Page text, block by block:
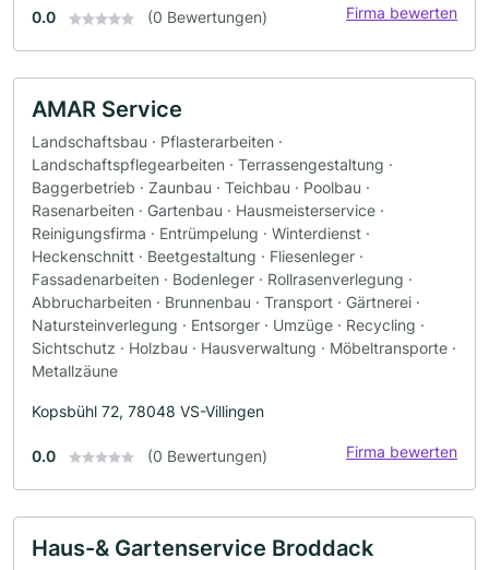
0.0 (0 Bewertungen) Firma bewerten
AMAR Service
Landschaftsbau · Pflasterarbeiten ·
Landschaftspflegearbeiten · Terrassengestaltung ·
Baggerbetrieb · Zaunbau · Teichbau · Poolbau ·
Rasenarbeiten · Gartenbau · Hausmeisterservice ·
Reinigungsfirma · Entrümpelung · Winterdienst ·
Heckenschnitt · Beetgestaltung · Fliesenleger ·
Fassadenarbeiten · Bodenleger · Rollrasenverlegung ·
Abbrucharbeiten · Brunnenbau · Transport · Gärtnerei ·
Natursteinverlegung · Entsorger · Umzüge · Recycling ·
Sichtschutz · Holzbau · Hausverwaltung · Möbeltransporte ·
Metallzäune
Kopsbühl 72, 78048 VS-Villingen
0.0 (0 Bewertungen) Firma bewerten
Haus-& Gartenservice Broddack